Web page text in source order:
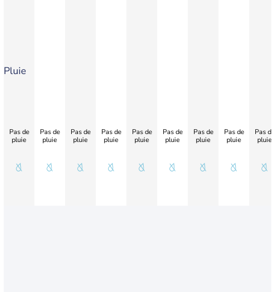
Pluie
Pas de
pluie
Pas de
pluie
Pas de
pluie
Pas de
pluie
Pas de
pluie
Pas de
pluie
Pas de
pluie
Pas de
pluie
Pas de
pluie